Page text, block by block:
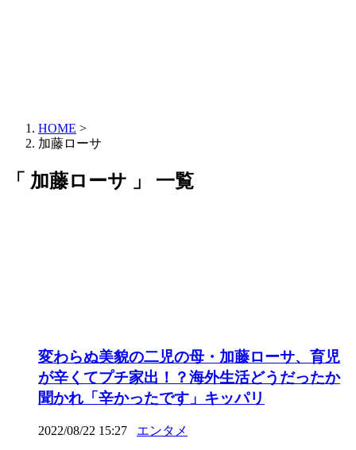
HOME >
加藤ローサ
「 加藤ローサ 」 一覧
変わらぬ美貌の二児の母・加藤ローサ、育児
が辛くてプチ家出！？海外生活どうだったか
聞かれ「辛かったです」キッパリ
2022/08/22 15:27 エンタメ